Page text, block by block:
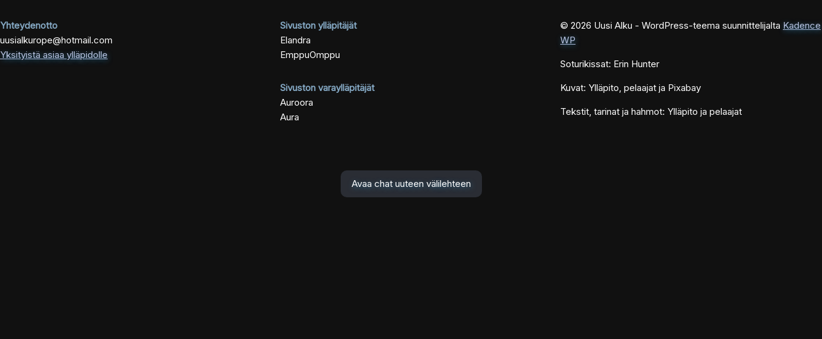
Yhteydenotto
uusialkurope@hotmail.com
Yksityistä asiaa ylläpidolle
Sivuston ylläpitäjät
Elandra
EmppuOmppu
Sivuston varaylläpitäjät
Auroora
Aura
© 2026 Uusi Alku - WordPress-teema suunnittelijalta Kadence
WP
Soturikissat: Erin Hunter
Kuvat: Ylläpito, pelaajat ja Pixabay
Tekstit, tarinat ja hahmot: Ylläpito ja pelaajat
Avaa chat uuteen välilehteen